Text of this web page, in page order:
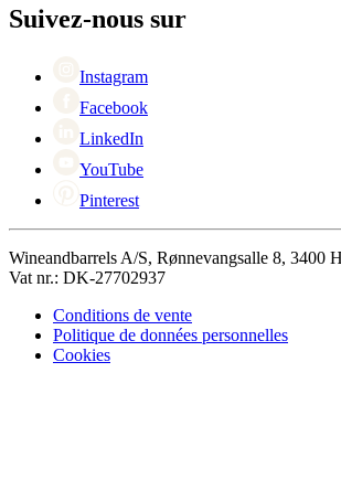
Black Friday
Singles Day
Suivez-nous sur
Instagram
Facebook
LinkedIn
YouTube
Pinterest
Wineandbarrels A/S, Rønnevangsalle 8, 3400
Vat nr.: DK-27702937
Conditions de vente
Politique de données personnelles
Cookies